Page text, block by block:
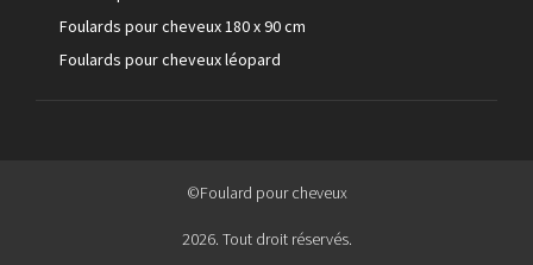
Foulards pour cheveux 180 x 90 cm
Foulards pour cheveux léopard
©Foulard pour cheveux
2026. Tout droit réservés.